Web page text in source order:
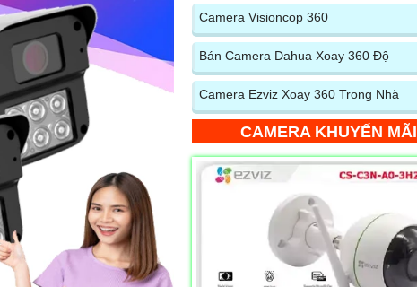
Camera Visioncop 360
Bán Camera Dahua Xoay 360 Độ
Camera Ezviz Xoay 360 Trong Nhà
CAMERA KHUYẾN MÃI